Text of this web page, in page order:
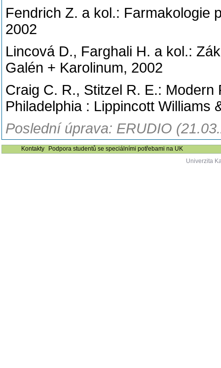
Fendrich Z. a kol.: Farmakologie
2002
Lincová D., Farghali H. a kol.:
Galén + Karolinum, 2002
Craig C. R., Stitzel R. E.:
Philadelphia : Lippincott Williams
Poslední úprava: ERUDIO
Kontakty
Podpora studentů se speciálními potřebami na UK
Univerzita